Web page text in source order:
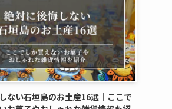
ない石垣島のお土産16選｜ここで